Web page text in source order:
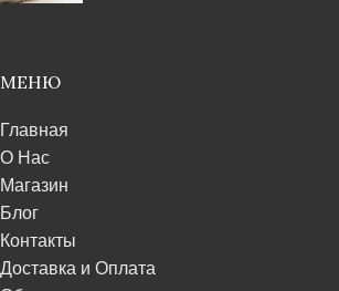
МЕНЮ
Главная
О Нас
Магазин
Блог
Контакты
Доставка и Оплата